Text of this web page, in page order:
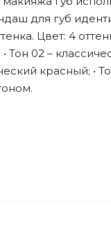
для губ
Цвет: 4
Тон 02 –
красный; •